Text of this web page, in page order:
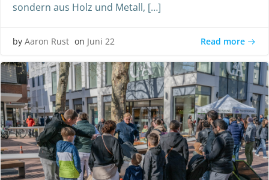
sondern aus Holz und Metall, […]
by Aaron Rust on Juni 22 Read more